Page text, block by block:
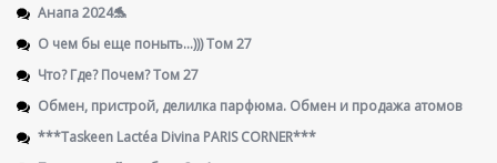
Анапа 2024🐬
О чем бы еще поныть...))) Том 27
Что? Где? Почем? Том 27
Обмен, пристрой, делилка парфюма. Обмен и продажа атомов
***Taskeen Lactéa Divina PARIS CORNER***